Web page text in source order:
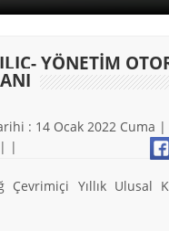
YÖNETIM
: 14 Ocak 2022 Cuma
|
Çevrimiçi Yıllık Ulusal